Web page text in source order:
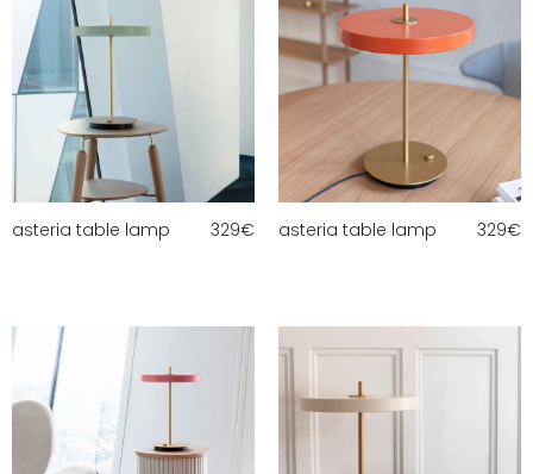
asteria table lamp 329€ asteria table lamp 329€